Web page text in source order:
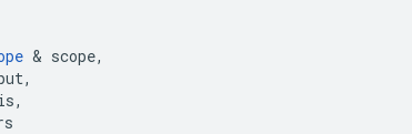
& scope,
,
,